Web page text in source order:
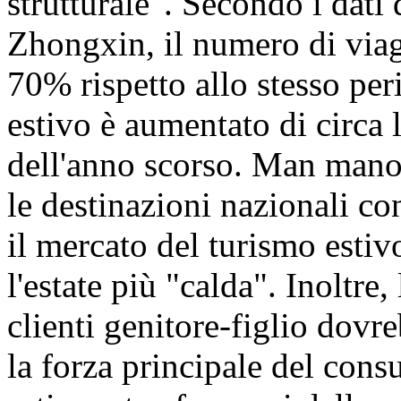
Zhongxin, il numero di
70% rispetto allo stesso
estivo è aumentato di
dell'anno scorso. Man
le destinazioni nazionali
il mercato del turismo
l'estate più "calda". Inoltre,
clienti genitore-figlio
la forza principale del